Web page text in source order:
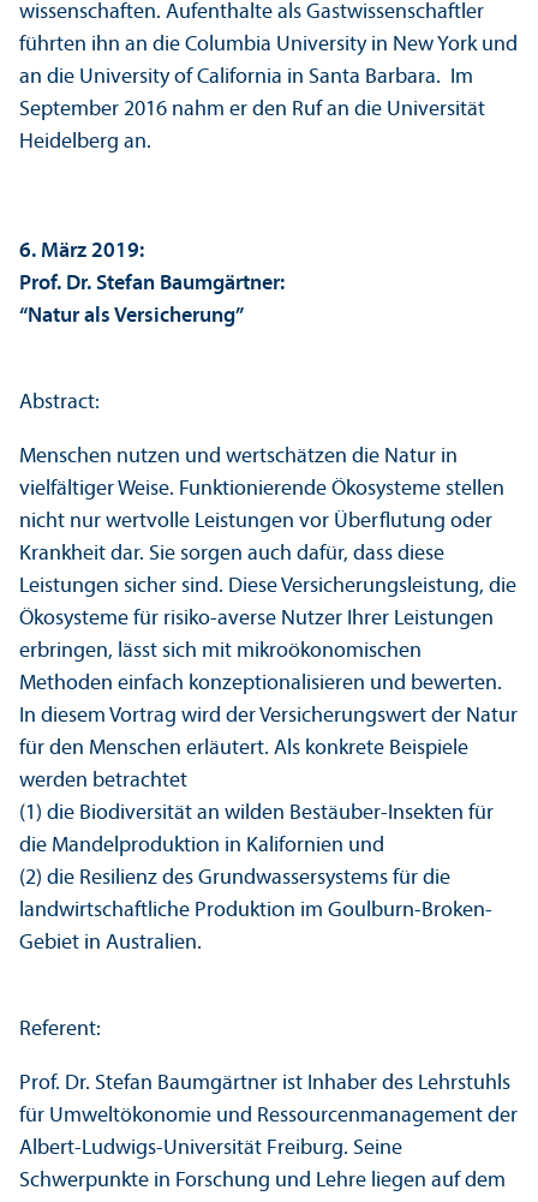
wissenschaften. Aufenthalte als Gast­wissenschaft­ler
führten ihn an die Columbia University in New York und
an die University of California in Santa Barbara. Im
September 2016 nahm er den Ruf an die Universität
Heidelberg an.
6. März 2019:
Prof. Dr. Stefan Baumgärtner:
“Natur als Versicherung”
Abstract:
Menschen nutzen und wertschätzen die Natur in
vielfältiger Weise. Funktionierende Öko­systeme stellen
nicht nur wertvolle Leistungen vor Über­flutung oder
Krankheit dar. Sie sorgen auch dafür, dass diese
Leistungen sicher sind. Diese Versicherungs­leistung, die
Öko­systeme für risiko-averse Nutzer Ihrer Leistungen
erbringen, lässt sich mit mikro­ökonomischen
Methoden einfach konzeptionalisieren und bewerten.
In diesem Vortrag wird der Versicherungs­wert der Natur
für den Menschen erläutert. Als konkrete Beispiele
werden betrachtet
(1) die Biodiversität an wilden Bestäuber-Insekten für
die Mandelproduktion in Kalifornien und
(2) die Resilienz des Grundwasser­systems für die
landwirtschaft­liche Produktion im Goulburn-Broken-
Gebiet in Australien.
Referent:
Prof. Dr. Stefan Baumgärtner ist Inhaber des Lehr­stuhls
für Umweltökonomie und Ressourcen­management der
Albert-Ludwigs-Universität Freiburg. Seine
Schwerpunkte in Forschung und Lehre liegen auf dem